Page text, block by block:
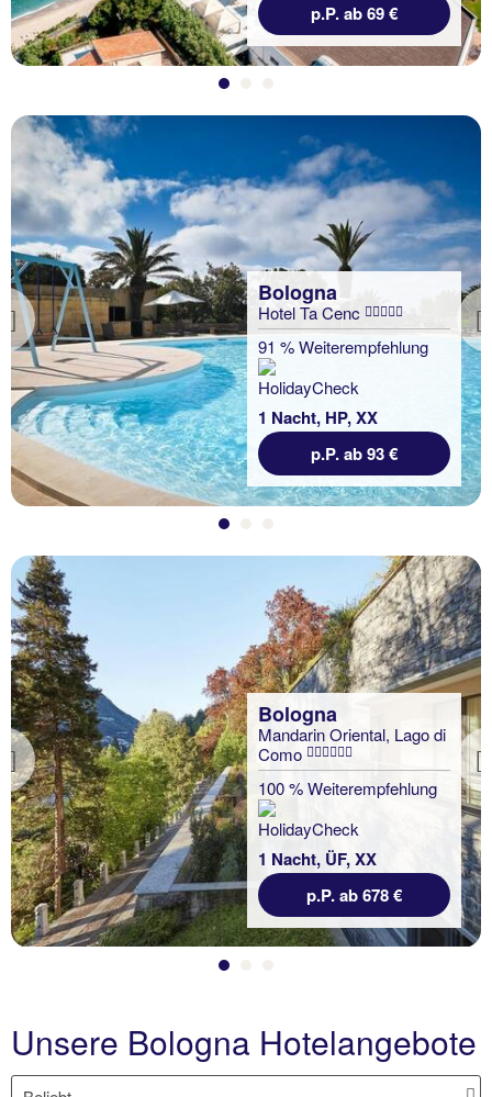
p.P. ab 69 €
Previous
Bologna
Hotel Ta Cenc
91 % Weiterempfehlung
1 Nacht, HP, XX
p.P. ab 93 €
Previous
Bologna
Mandarin Oriental, Lago di
Como
100 % Weiterempfehlung
1 Nacht, ÜF, XX
p.P. ab 678 €
Unsere Bologna Hotelangebote